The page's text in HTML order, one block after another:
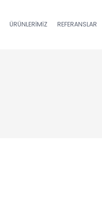
ÜRÜNLERIMIZ REFERANSLAR